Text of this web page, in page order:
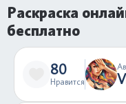
Раскраска
бесплатно
80
Нравится